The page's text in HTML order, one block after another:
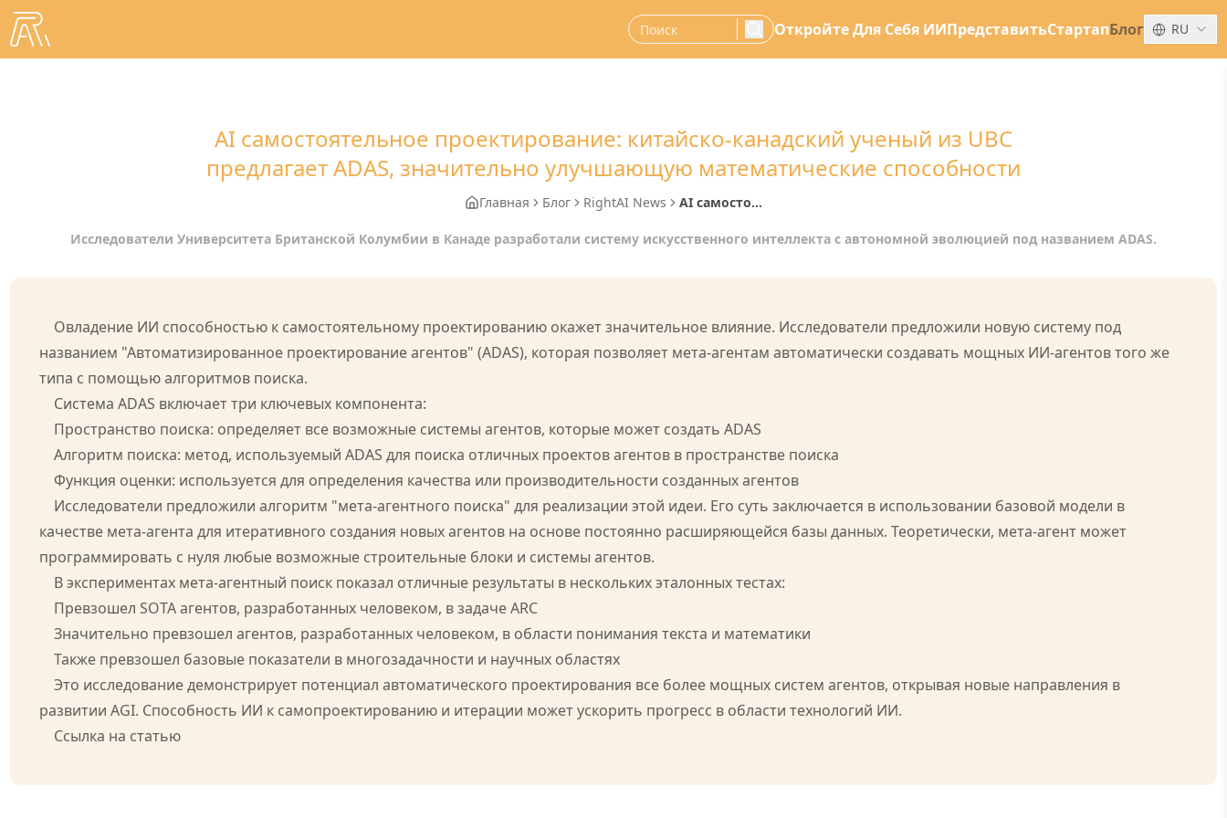
search
Откройте Для Себя ИИПредставитьСтартапБлог RU
AI самостоятельное проектирование: китайско-канадский ученый из UBC
предлагает ADAS, значительно улучшающую математические способности
Главная Блог RightAI News AI самосто...
Исследователи Университета Британской Колумбии в Канаде разработали систему искусственного интеллекта с автономной эволюцией под названием ADAS.
Овладение ИИ способностью к самостоятельному проектированию окажет значительное влияние. Исследователи предложили новую систему под
названием "Автоматизированное проектирование агентов" (ADAS), которая позволяет мета-агентам автоматически создавать мощных ИИ-агентов того же
типа с помощью алгоритмов поиска.
Система ADAS включает три ключевых компонента:
Пространство поиска: определяет все возможные системы агентов, которые может создать ADAS
Алгоритм поиска: метод, используемый ADAS для поиска отличных проектов агентов в пространстве поиска
Функция оценки: используется для определения качества или производительности созданных агентов
Исследователи предложили алгоритм "мета-агентного поиска" для реализации этой идеи. Его суть заключается в использовании базовой модели в
качестве мета-агента для итеративного создания новых агентов на основе постоянно расширяющейся базы данных. Теоретически, мета-агент может
программировать с нуля любые возможные строительные блоки и системы агентов.
В экспериментах мета-агентный поиск показал отличные результаты в нескольких эталонных тестах:
Превзошел SOTA агентов, разработанных человеком, в задаче ARC
Значительно превзошел агентов, разработанных человеком, в области понимания текста и математики
Также превзошел базовые показатели в многозадачности и научных областях
Это исследование демонстрирует потенциал автоматического проектирования все более мощных систем агентов, открывая новые направления в
развитии AGI. Способность ИИ к самопроектированию и итерации может ускорить прогресс в области технологий ИИ.
Ссылка на статью